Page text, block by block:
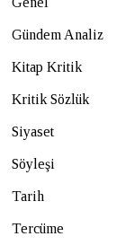
Gündem Analiz
Kitap Kritik
Kritik Sözlük
Siyaset
Söyleşi
Tarih
Tercüme